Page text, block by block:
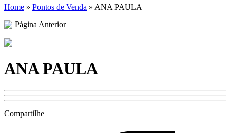
Home » Pontos de Venda » ANA PAULA
Página Anterior
ANA PAULA
Compartilhe